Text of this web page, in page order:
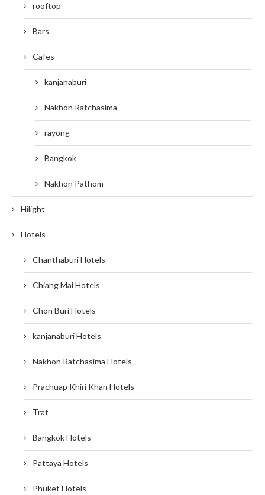
rooftop
Bars
Cafes
kanjanaburi
Nakhon Ratchasima
rayong
Bangkok
Nakhon Pathom
Hilight
Hotels
Chanthaburi Hotels
Chiang Mai Hotels
Chon Buri Hotels
kanjanaburi Hotels
Nakhon Ratchasima Hotels
Prachuap Khiri Khan Hotels
Trat
Bangkok Hotels
Pattaya Hotels
Phuket Hotels